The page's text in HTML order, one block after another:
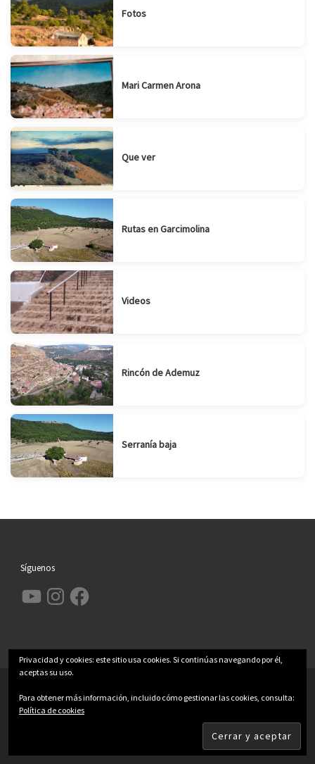
Fotos
Mari Carmen Arona
Que ver
Rutas en Garcimolina
Videos
Rincón de Ademuz
Serranía baja
Síguenos
YouTube InstagramFacebook
Funciona con
Privacidad y cookies: este sitio usa cookies. Si continúas navegando por él,
aceptas su uso.
Para obtener más información, incluido cómo gestionar las cookies, consulta:
Política de cookies